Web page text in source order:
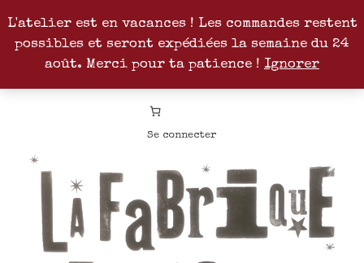
L'atelier est en vacances ! Les commandes restent
possibles et seront expédiées la semaine du 24
août. Merci pour ta patience ! Ignorer
InstagramPinterest Patreon
Se connecter